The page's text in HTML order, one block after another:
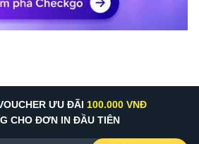
ƯU ĐÃI 100.000 VNĐ
CHO ĐƠN IN ĐẦU TIÊN